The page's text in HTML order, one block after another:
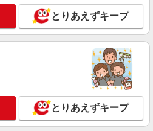
とりあえずキープ
とりあえずキープ